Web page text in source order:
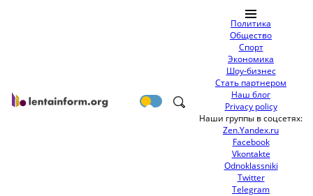
Политика
Общество
Спорт
Экономика
Шоу-бизнес
Стать партнером
Наш блог
Privacy policy
Наши группы в соцсетях:
Zen.Yandex.ru
Facebook
Vkontakte
Odnoklassniki
Twitter
Telegram